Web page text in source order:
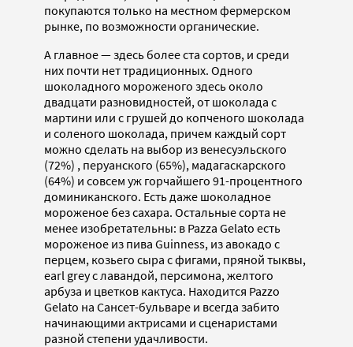
покупаются только на местном фермерском
рынке, по возможности органические.
А главное — здесь более ста сортов, и среди
них почти нет традиционных. Одного
шоколадного мороженого здесь около
двадцати разновидностей, от шоколада с
мартини или с грушей до копченого шоколада
и соленого шоколада, причем каждый сорт
можно сделать на выбор из венесуэльского
(72%) , перуанского (65%), мадагаскарского
(64%) и совсем уж горчайшего 91-процентного
доминиканского. Есть даже шоколадное
мороженое без сахара. Остальные сорта не
менее изобретательны: в Pazza Gelato есть
мороженое из пива Guinness, из авокадо с
перцем, козьего сыра с фигами, пряной тыквы,
earl grey с лавандой, персимона, желтого
арбуза и цветков кактуса. Находится Pazzo
Gelato на Сансет-бульваре и всегда забито
начинающими актрисами и сценаристами
разной степени удачливости.